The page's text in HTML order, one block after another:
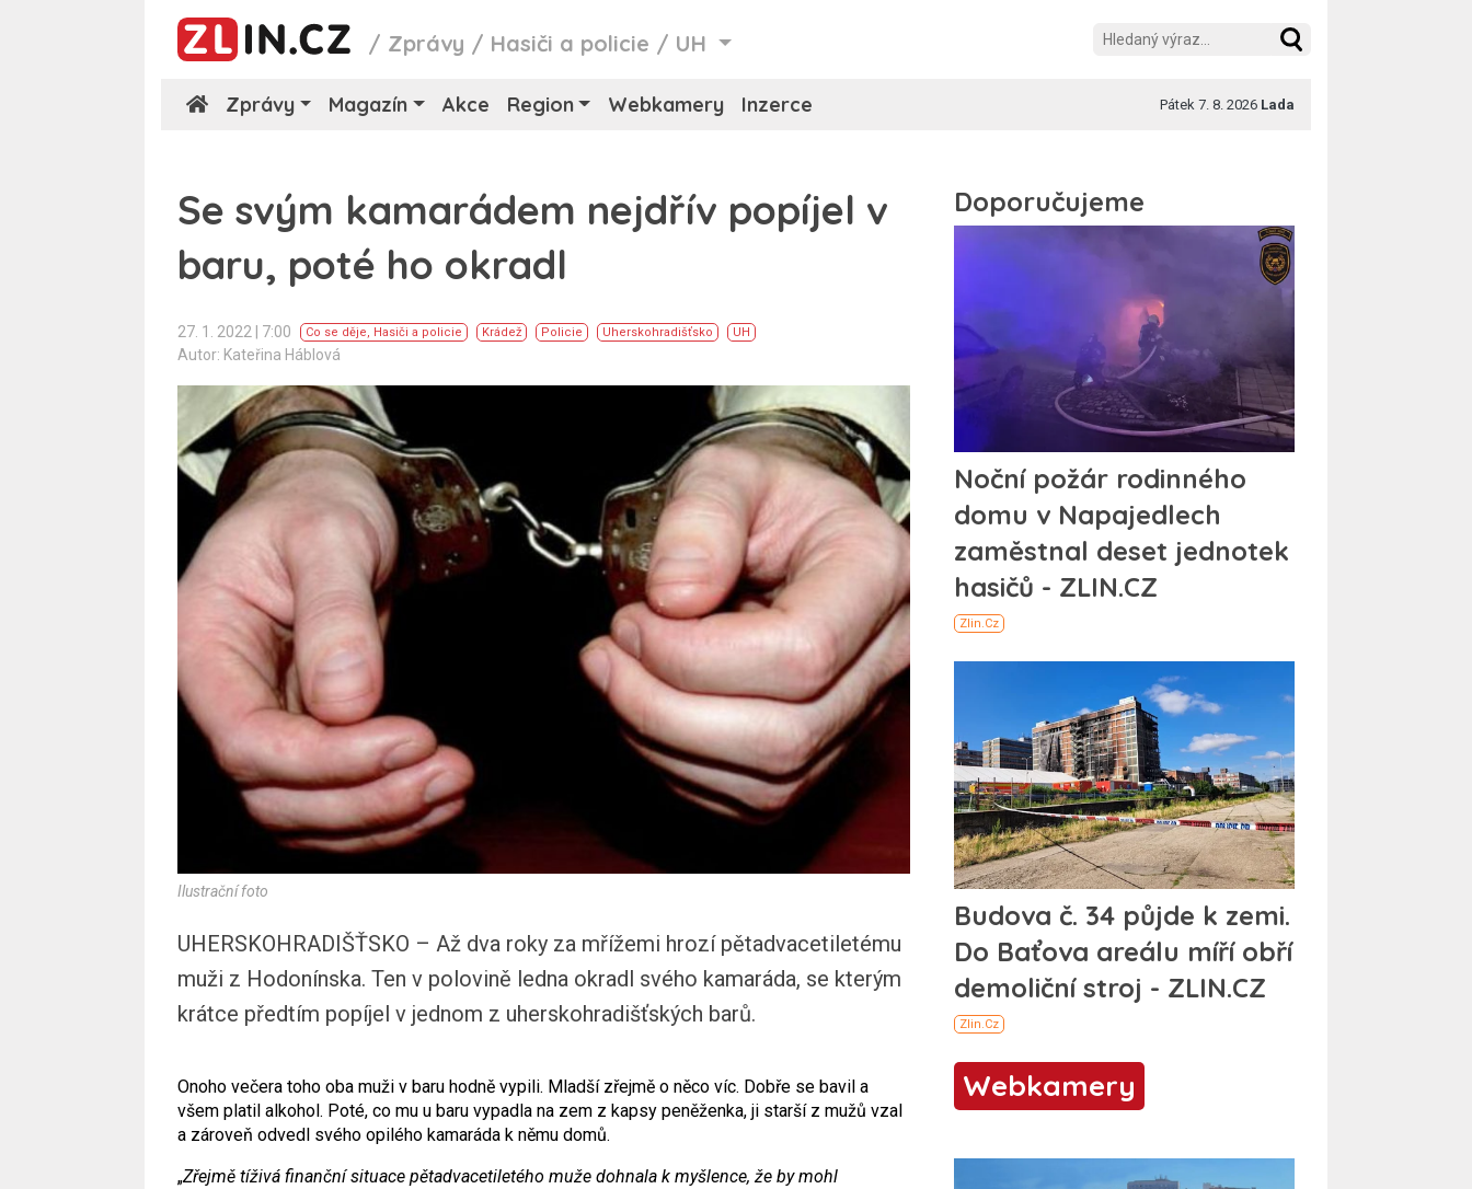
/ Zprávy / Hasiči a policie / UH
Zprávy Magazín Akce Region Webkamery Inzerce Pátek 7. 8. 2026 Lada
Se svým kamarádem nejdřív popíjel v
baru, poté ho okradl
27. 1. 2022 | 7:00 Co se děje, Hasiči a policie Krádež Policie Uherskohradišťsko UH
Autor: Kateřina Háblová
Ilustrační foto
UHERSKOHRADIŠŤSKO – Až dva roky za mřížemi hrozí pětadvacetiletému
muži z Hodonínska. Ten v polovině ledna okradl svého kamaráda, se kterým
krátce předtím popíjel v jednom z uherskohradišťských barů.
Onoho večera toho oba muži v baru hodně vypili. Mladší zřejmě o něco víc. Dobře se bavil a
všem platil alkohol. Poté, co mu u baru vypadla na zem z kapsy peněženka, ji starší z mužů vzal
a zároveň odvedl svého opilého kamaráda k němu domů.
„Zřejmě tíživá finanční situace pětadvacetiletého muže dohnala k myšlence, že by mohl
Webkamery